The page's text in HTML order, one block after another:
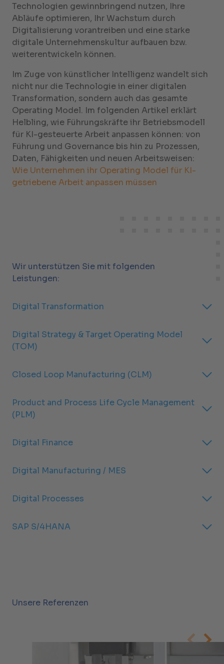
Technologien gewinnbringend nutzen, Ihre
Abläufe optimieren, Ihr Wachstum durch
Digitalisierung vorantreiben und eine starke
digitale Unternehmenskultur aufbauen bzw.
weiterentwickeln können.
Im Zuge von künstlicher Intelligenz wandelt sich
nicht nur die Technologie in einer digitalen
Transformation, sondern auch das gesamte
Operating Model. Im folgenden Artikel erklärt
Helbling, wie Führungskräfte ihr Betriebsmodell
für KI-gesteuerte Arbeit anpassen können: von
Führung und Governance bis hin zu Prozessen,
Daten, Fähigkeiten und neuen Arbeitsweisen:
Wie Unternehmen ihr Operating Model für KI-
getriebene Arbeit anpassen müssen
Wir unterstützen Sie mit folgenden
Leistungen:
Digital Transformation
Digital Strategy & Target Operating Model​
(TOM)
Closed Loop Manufacturing (CLM)
Product and Process Life Cycle Management
(PLM)​
Digital Finance
Digital Manufacturing / MES
Digital Processes
SAP S/4HANA​
Unsere Referenzen